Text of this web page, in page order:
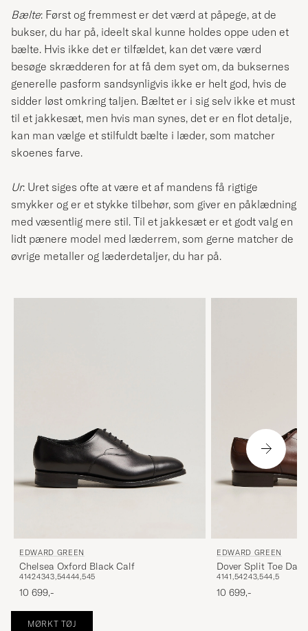
Bælte: Først og fremmest er det værd at påpege, at de
bukser, du har på, ideelt skal kunne holdes oppe uden et
bælte. Hvis ikke det er tilfældet, kan det være værd
besøge skrædderen for at få dem syet om, da buksernes
generelle pasform sandsynligvis ikke er helt god, hvis de
sidder løst omkring taljen. Bæltet er i sig selv ikke et must
til et jakkesæt, men hvis man synes, det er en flot detalje,
kan man vælge et stilfuldt bælte i læder, som matcher
skoenes farve.
Ur: Uret siges ofte at være et af mandens få rigtige
smykker og er et stykke tilbehør, som giver en påklædning
med væsentlig mere stil. Til et jakkesæt er et godt valg en
lidt pænere model med læderrem, som gerne matcher de
øvrige metaller og læderdetaljer, du har på.
EDWARD GREEN
Chelsea Oxford Black Calf
41424343,54444,545
10 699,-
EDWARD GREEN
Dover Split Toe
4141,54243,544,5
10 699,-
MØRKT TØJ